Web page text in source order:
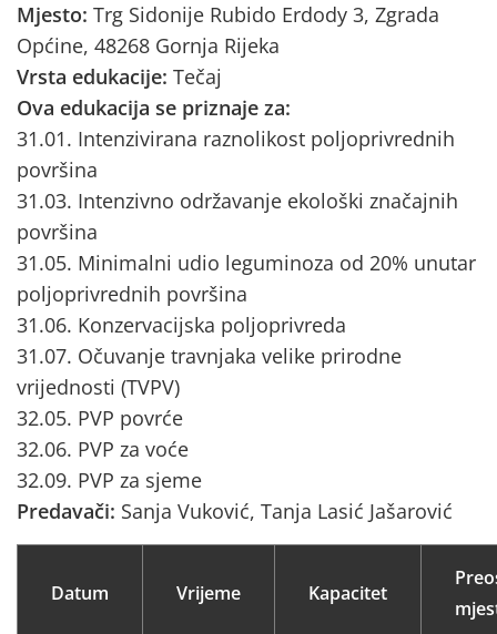
Mjesto: Trg Sidonije Rubido Erdody 3, Zgrada
Općine, 48268 Gornja Rijeka
Vrsta edukacije: Tečaj
Ova edukacija se priznaje za:
31.01. Intenzivirana raznolikost poljoprivrednih
površina
31.03. Intenzivno održavanje ekološki značajnih
površina
31.05. Minimalni udio leguminoza od 20% unutar
poljoprivrednih površina
31.06. Konzervacijska poljoprivreda
31.07. Očuvanje travnjaka velike prirodne
vrijednosti (TVPV)
32.05. PVP povrće
32.06. PVP za voće
32.09. PVP za sjeme
Predavači: Sanja Vuković, Tanja Lasić Jašarović
Datum Vrijeme Kapacitet